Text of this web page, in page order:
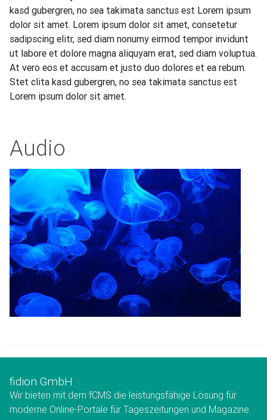
kasd gubergren, no sea takimata sanctus est Lorem ipsum
dolor sit amet. Lorem ipsum dolor sit amet, consetetur
sadipscing elitr, sed diam nonumy eirmod tempor invidunt
ut labore et dolore magna aliquyam erat, sed diam voluptua.
At vero eos et accusam et justo duo dolores et ea rebum.
Stet clita kasd gubergren, no sea takimata sanctus est
Lorem ipsum dolor sit amet.
Audio
fidion GmbH
Wir bieten mit dem fCMS die leistungsfähige Lösung für
moderne Online-Portale für Tageszeitungen und Magazine.